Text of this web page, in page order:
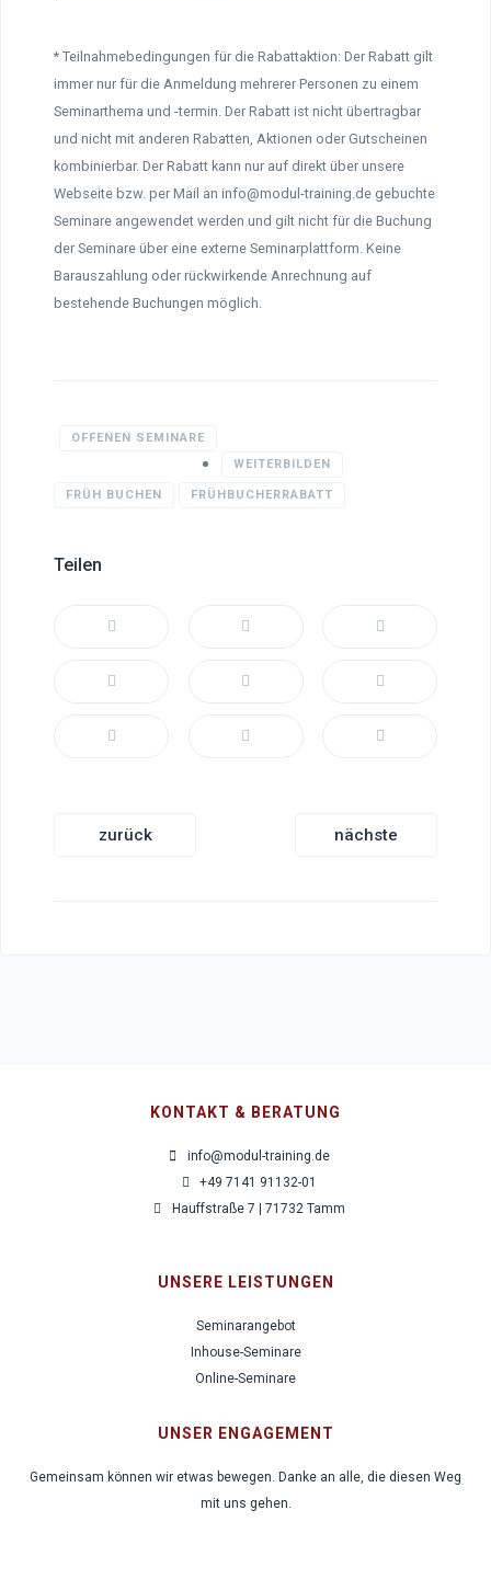
* Teilnahmebedingungen für die Rabattaktion: Der Rabatt gilt
immer nur für die Anmeldung mehrerer Personen zu einem
Seminarthema und -termin. Der Rabatt ist nicht übertragbar
und nicht mit anderen Rabatten, Aktionen oder Gutscheinen
kombinierbar. Der Rabatt kann nur auf direkt über unsere
Webseite bzw. per Mail an info@modul-training.de gebuchte
Seminare angewendet werden und gilt nicht für die Buchung
der Seminare über eine externe Seminarplattform. Keine
Barauszahlung oder rückwirkende Anrechnung auf
bestehende Buchungen möglich.
OFFENEN SEMINARE
WEITERBILDEN
FRÜH BUCHEN FRÜHBUCHERRABATT
Teilen
Beitragsnavigation
zurück nächste
KONTAKT & BERATUNG
info@modul-training.de
+49 7141 91132-01
Hauffstraße 7 | 71732 Tamm
UNSERE LEISTUNGEN
Seminarangebot
Inhouse-Seminare
Online-Seminare
UNSER ENGAGEMENT
Gemeinsam können wir etwas bewegen. Danke an alle, die diesen Weg
mit uns gehen.